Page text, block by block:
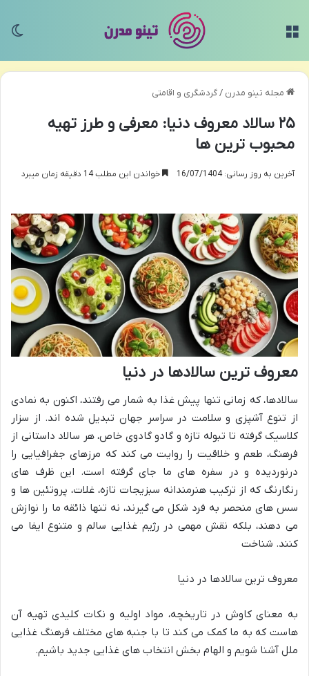
مجله تینو مدرن /گردشگری و اقامتی
۲۵ سالاد معروف دنیا: معرفی و طرز تهیه
محبوب ترین ها
آخرین به روز رسانی: 16/07/1404 خواندن این مطلب 14 دقیقه زمان میبرد
معروف ترین سالادها در دنیا
سالادها، که زمانی تنها پیش غذا به شمار می رفتند، اکنون به نمادی
از تنوع آشپزی و سلامت در سراسر جهان تبدیل شده اند. از سزار
کلاسیک گرفته تا تبوله تازه و گادو گادوی خاص، هر سالاد داستانی از
فرهنگ، طعم و خلاقیت را روایت می کند که مرزهای جغرافیایی را
درنوردیده و در سفره های ما جای گرفته است. این ظرف های
رنگارنگ که از ترکیب هنرمندانه سبزیجات تازه، غلات، پروتئین ها و
سس های منحصر به فرد شکل می گیرند، نه تنها ذائقه ما را نوازش
می دهند، بلکه نقش مهمی در رژیم غذایی سالم و متنوع ایفا می
کنند. شناخت
معروف ترین سالادها در دنیا
به معنای کاوش در تاریخچه، مواد اولیه و نکات کلیدی تهیه آن
هاست که به ما کمک می کند تا با جنبه های مختلف فرهنگ غذایی
ملل آشنا شویم و الهام بخش انتخاب های غذایی جدید باشیم.